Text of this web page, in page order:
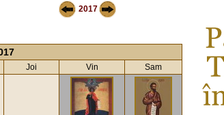
2017
Joi Vin Sam